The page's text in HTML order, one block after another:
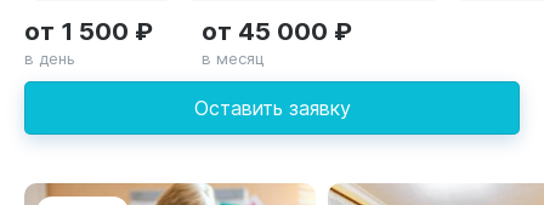
Оставить заявку
от 1 500 ₽
в день
от 45 000 ₽
в месяц